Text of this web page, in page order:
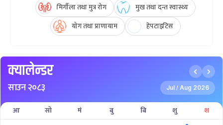
मिर्गौला तथा मुत्र रोग
मुख तथा दन्त स्वास्थ्य
योग तथा प्राणायाम
हेपटाइटिस
क्यालेन्डर
साउन २०८३ Jul / Aug 2026
आ सो मं बु बि शु श